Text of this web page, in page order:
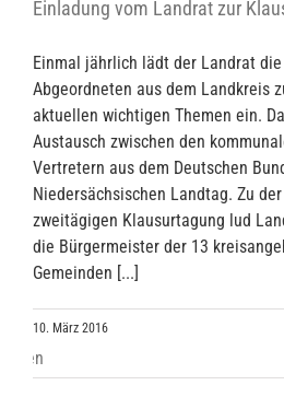
Einladung vom Landrat zur
Einmal jährlich lädt der Landrat
Abgeordneten aus dem Landkreis
aktuellen wichtigen Themen ein.
Austausch zwischen den
Vertretern aus dem Deutschen
Niedersächsischen Landtag. Zu
zweitägigen Klausurtagung lud
die Bürgermeister der 13
Gemeinden [...]
10. März 2016